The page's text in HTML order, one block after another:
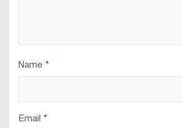
Name *
Email *